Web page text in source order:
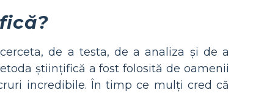
de a testa, de a analiza și de a
științifică a fost folosită de oamenii
incredibile. În timp ce mulți cred că